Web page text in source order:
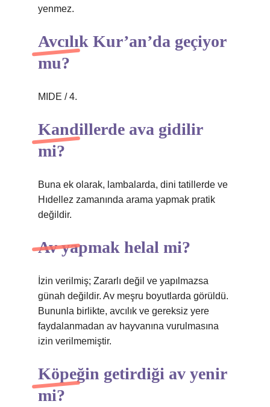
yenmez.
Avcılık Kur’an’da geçiyor
mu?
MIDE / 4.
Kandillerde ava gidilir
mi?
Buna ek olarak, lambalarda, dini tatillerde ve
Hıdellez zamanında arama yapmak pratik
değildir.
Av yapmak helal mi?
İzin verilmiş; Zararlı değil ve yapılmazsa
günah değildir. Av meşru boyutlarda görüldü.
Bununla birlikte, avcılık ve gereksiz yere
faydalanmadan av hayvanına vurulmasına
izin verilmemiştir.
Köpeğin getirdiği av yenir
mi?